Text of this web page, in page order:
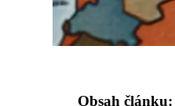
Obsah článku: